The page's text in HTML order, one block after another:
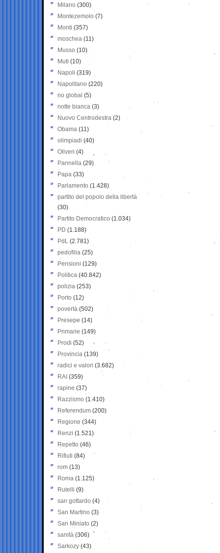
Milano (300)
Montezemolo (7)
Monti (357)
moschea (11)
Musso (10)
Muti (10)
Napoli (319)
Napolitano (220)
no global (5)
notte bianca (3)
Nuovo Centrodestra (2)
Obama (11)
olimpiadi (40)
Oliveri (4)
Pannella (29)
Papa (33)
Parlamento (1.428)
partito del popolo della libertà
(30)
Partito Democratico (1.034)
PD (1.188)
PdL (2.781)
pedofilia (25)
Pensioni (129)
Politica (40.842)
polizia (253)
Porto (12)
povertà (502)
Presepe (14)
Primarie (149)
Prodi (52)
Provincia (139)
radici e valori (3.682)
RAI (359)
rapine (37)
Razzismo (1.410)
Referendum (200)
Regione (344)
Renzi (1.521)
Repetto (46)
Rifiuti (84)
rom (13)
Roma (1.125)
Rutelli (9)
san gottardo (4)
San Martino (3)
San Miniato (2)
sanità (306)
Sarkozy (43)